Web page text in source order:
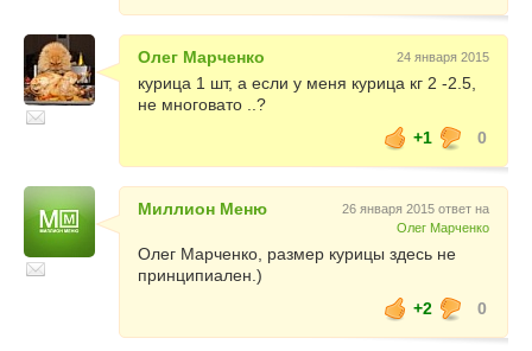
Олег Марченко 24 января 2015
курица 1 шт, а если у меня курица кг 2 -2.5,
не многовато ..?
+1
0
Миллион Меню
26 января 2015 ответ на
Олег Марченко
Олег Марченко, размер курицы здесь не
принципиален.)
+2
0